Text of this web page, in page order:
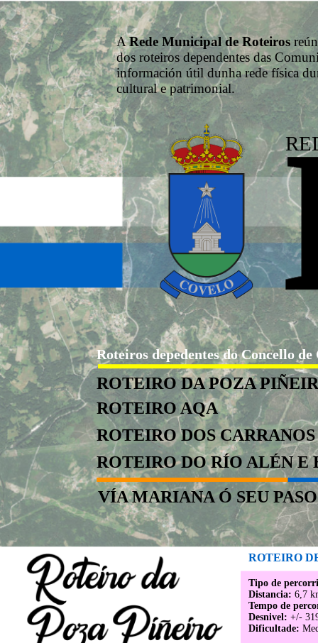
Roteiros depedentes do Concello de
ROTEIRO DA POZA
ROTEIRO AQA
ROTEIRO DOS CARRANOS
ROTEIRO DO RÍO ALÉN E
VÍA MARIANA Ó SEU
ARede Municipal de Roteiros
dos roteiros dependentes das
información útil dunha rede física
cultural e patrimonial.
ROTEIRO
Tipo de
Distancia: 6,7
Tempo de
Desnivel: +/-
Dificultade: